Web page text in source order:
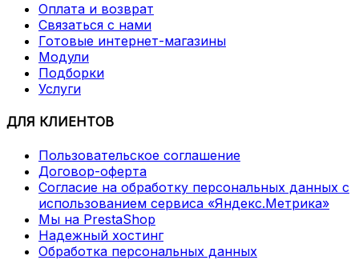
Оплата и возврат
Связаться с нами
Готовые интернет-магазины
Модули
Подборки
Услуги
ДЛЯ КЛИЕНТОВ
Пользовательское соглашение
Договор-оферта
Согласие на обработку персональных данных с
использованием сервиса «Яндекс.Метрика»
Мы на PrestaShop
Надежный хостинг
Обработка персональных данных